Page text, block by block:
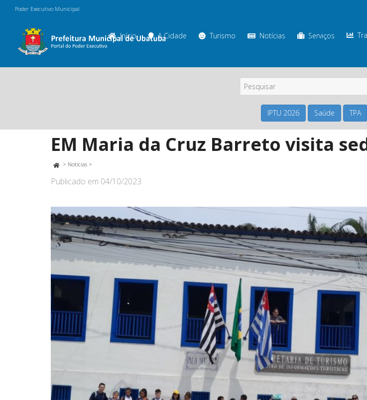
Poder Executivo Municipal
Início A Cidade Turismo Notícias Serviços
IPTU 2026 Saúde TPA
EM Maria da Cruz Barreto visita
> Notícias >
Publicado em 04/10/2023